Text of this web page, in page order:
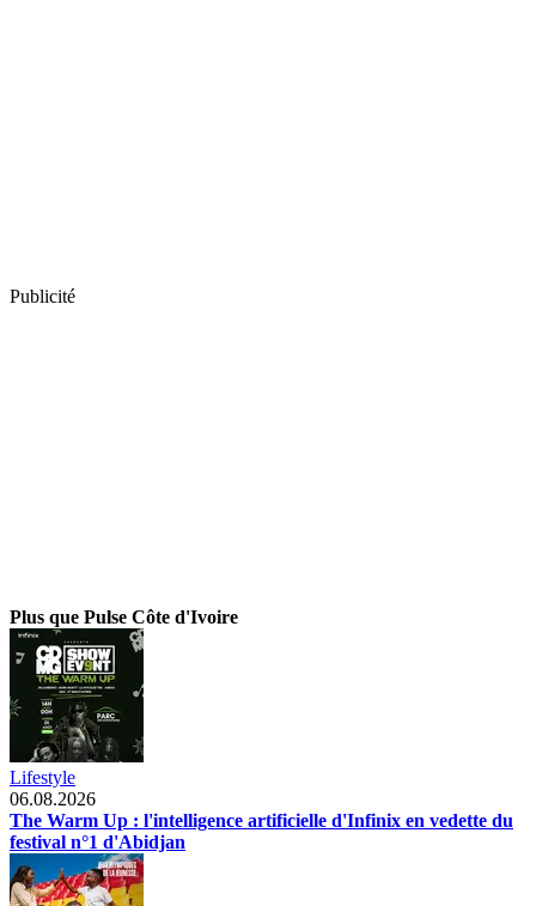
Publicité
Plus que Pulse Côte d'Ivoire
Lifestyle
06.08.2026
The Warm Up : l'intelligence artificielle d'Infinix en vedette du
festival n°1 d'Abidjan